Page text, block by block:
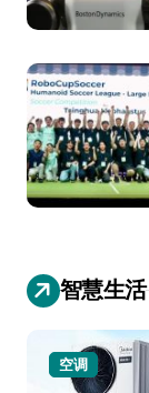
智慧生活